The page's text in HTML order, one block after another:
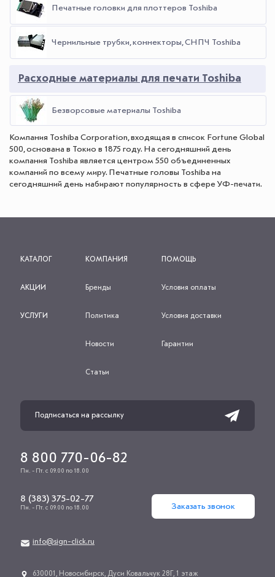
Печатные головки для плоттеров Toshiba
Чернильные трубки, коннекторы, СНПЧ Toshiba
Расходные материалы для печати Toshiba
Безворсовые материалы Toshiba
Компания Toshiba Corporation, входящая в список Fortune Global
500, основана в Токио в 1875 году. На сегодняшний день
компания Toshiba является центром 550 объединенных
компаний по всему миру. Печатные головы Toshiba на
сегодняшний день набирают популярность в сфере УФ-печати.
КАТАЛОГ
АКЦИИ
УСЛУГИ
КОМПАНИЯ
Бренды
Политика
Новости
Статьи
ПОМОЩЬ
Условия оплаты
Условия доставки
Гарантии
8 800 770-06-82
Пн. - Пт. с 09.00 по 18.00
8 (383) 375-02-77
Пн. - Пт. с 09.00 по 18.00 Заказать звонок
info@sign-click.ru
​630001, Новосибирск, Дуси Ковальчук 28Г, 1 этаж